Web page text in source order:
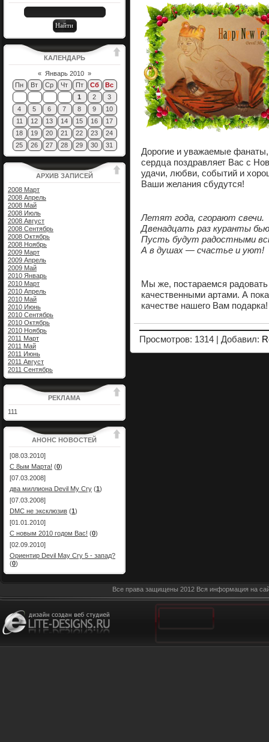
Дорогие и уважаемые
сердца поздравляет Вас с
удачи, любви, событий и
Ваши желания сбудутся!
Летят года, сгорают свечи.
Двенадцать раз куранты
Пусть будут радостными
А в душах — счастье и уют!
Мы же, постараемся
качественными артами. А
качестве нашего Вам
Просмотров: 1314 | Добавил:
КАЛЕНДАРЬ
« Январь 2010 »
Пн
Вт Ср Чт Пт Сб
Вс
1
2
3
4
5 6 7 8 9
10
11
12 13 14 15 16
17
18
19 20 21 22 23
24
25
26 27 28 29 30 31
АРХИВ ЗАПИСЕЙ
2008 Март
2008 Апрель
2008 Май
2008 Июль
2008 Август
2008 Сентябрь
2008 Октябрь
2008 Ноябрь
2009 Март
2009 Апрель
2009 Май
2010 Январь
2010 Март
2010 Апрель
2010 Май
2010 Июнь
2010 Сентябрь
2010 Октябрь
2010 Ноябрь
2011 Март
2011 Май
2011 Июнь
2011 Август
2011 Сентябрь
РЕКЛАМА
111
АНОНС НОВОСТЕЙ
[08.03.2010]
С 8ым Марта! (0)
[07.03.2008]
два миллиона Devil My Cry (1)
[07.03.2008]
DMC не эксклюзив (1)
[01.01.2010]
С новым 2010 годом Вас! (0)
[02.09.2010]
Ориентир Devil May Cry 5 - запад?
(0)
Все права защищены 2012 Вся информация на